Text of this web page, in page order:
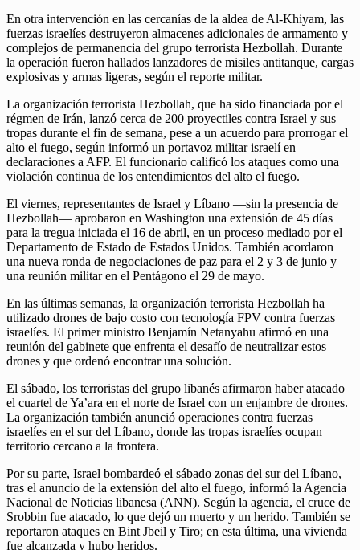
En otra intervención en las cercanías de la aldea de Al-Khiyam, las
fuerzas israelíes destruyeron almacenes adicionales de armamento y
complejos de permanencia del grupo terrorista Hezbollah. Durante
la operación fueron hallados lanzadores de misiles antitanque, cargas
explosivas y armas ligeras, según el reporte militar.
La organización terrorista Hezbollah, que ha sido financiada por el
régmen de Irán, lanzó cerca de 200 proyectiles contra Israel y sus
tropas durante el fin de semana, pese a un acuerdo para prorrogar el
alto el fuego, según informó un portavoz militar israelí en
declaraciones a AFP. El funcionario calificó los ataques como una
violación continua de los entendimientos del alto el fuego.
El viernes, representantes de Israel y Líbano —sin la presencia de
Hezbollah— aprobaron en Washington una extensión de 45 días
para la tregua iniciada el 16 de abril, en un proceso mediado por el
Departamento de Estado de Estados Unidos. También acordaron
una nueva ronda de negociaciones de paz para el 2 y 3 de junio y
una reunión militar en el Pentágono el 29 de mayo.
En las últimas semanas, la organización terrorista Hezbollah ha
utilizado drones de bajo costo con tecnología FPV contra fuerzas
israelíes. El primer ministro Benjamín Netanyahu afirmó en una
reunión del gabinete que enfrenta el desafío de neutralizar estos
drones y que ordenó encontrar una solución.
El sábado, los terroristas del grupo libanés afirmaron haber atacado
el cuartel de Ya’ara en el norte de Israel con un enjambre de drones.
La organización también anunció operaciones contra fuerzas
israelíes en el sur del Líbano, donde las tropas israelíes ocupan
territorio cercano a la frontera.
Por su parte, Israel bombardeó el sábado zonas del sur del Líbano,
tras el anuncio de la extensión del alto el fuego, informó la Agencia
Nacional de Noticias libanesa (ANN). Según la agencia, el cruce de
Srobbin fue atacado, lo que dejó un muerto y un herido. También se
reportaron ataques en Bint Jbeil y Tiro; en esta última, una vivienda
fue alcanzada y hubo heridos.